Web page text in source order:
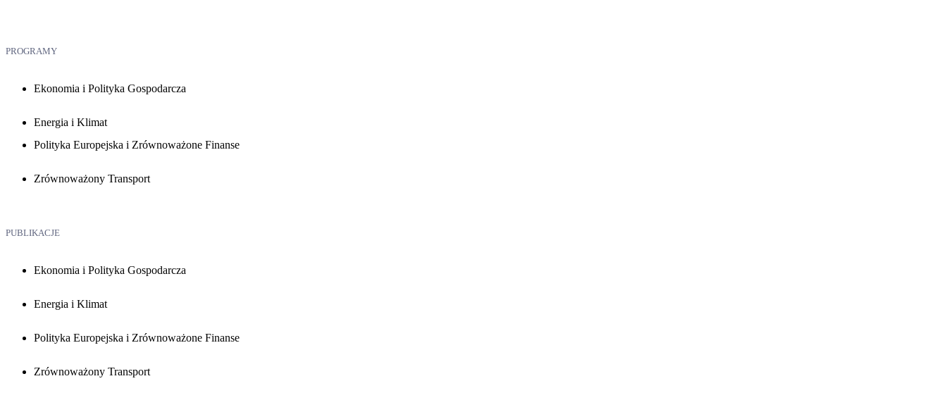
PROGRAMY
Ekonomia i Polityka Gospodarcza
Energia i Klimat
Polityka Europejska i Zrównoważone Finanse
Zrównoważony Transport
PUBLIKACJE
Ekonomia i Polityka Gospodarcza
Energia i Klimat
Polityka Europejska i Zrównoważone Finanse
Zrównoważony Transport